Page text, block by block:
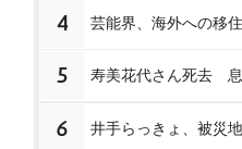
4 芸能界、海外への移
5 寿美花代さん死去 息
6 井手らっきょ、被災